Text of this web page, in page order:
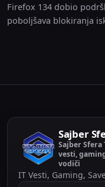
Firefox 134 dobio
poboljšava blokiranja
Sajber
Sajber Sfera
vesti,
vodiči
IT Vesti, Gaming,